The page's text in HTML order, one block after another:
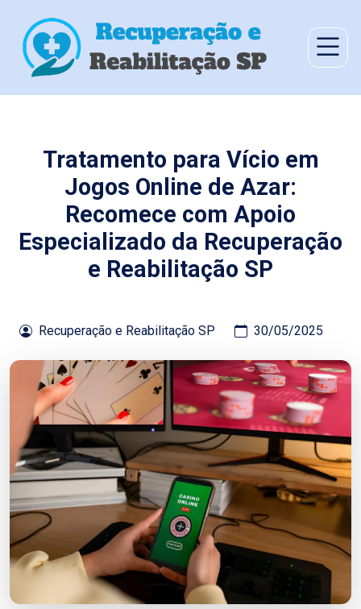
Tratamento para Vício em
Jogos Online de Azar:
Recomece com Apoio
Especializado da Recuperação
e Reabilitação SP
Recuperação e Reabilitação SP 30/05/2025